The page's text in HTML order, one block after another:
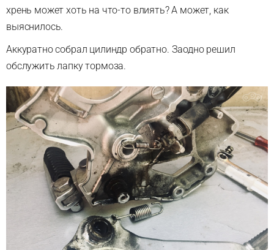
хрень может хоть на что-то влиять? А может, как
выяснилось.
Аккуратно собрал цилиндр обратно. Заодно решил
обслужить лапку тормоза.